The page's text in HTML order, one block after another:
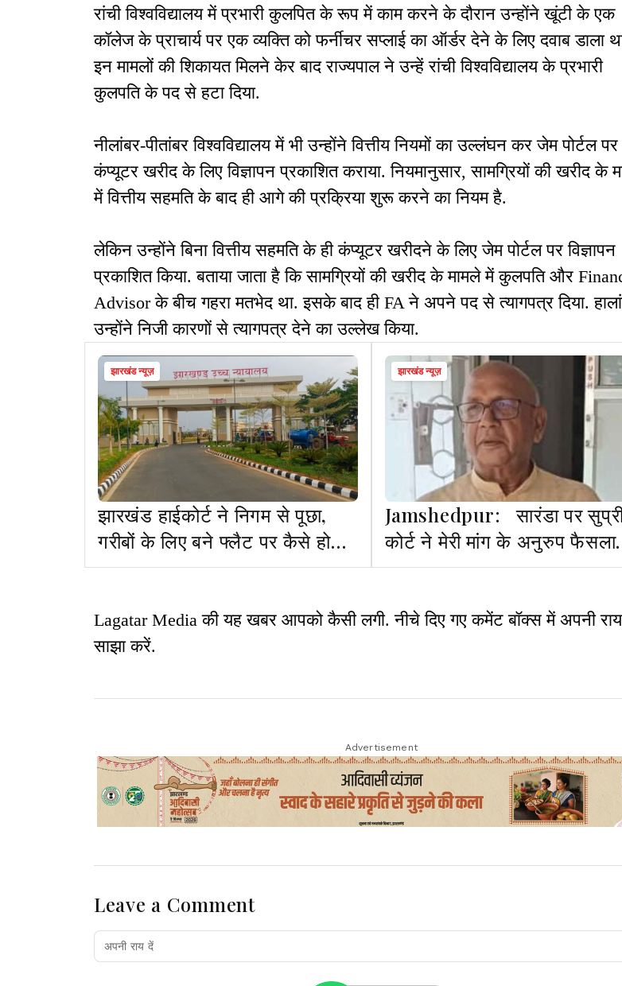
रांची विश्वविद्यालय में प्रभारी कुलपित के रूप में काम करने के दौरान उन्होंने खूंटी के एक
कॉलेज के प्राचार्य पर एक व्यक्ति को फर्नीचर सप्लाई का ऑर्डर देने के लिए दवाब डाला
इन मामलों की शिकायत मिलने केर बाद राज्यपाल ने उन्हें रांची विश्वविद्यालय के प्रभारी
कुलपति के पद से हटा दिया.
नीलांबर-पीतांबर विश्वविद्यालय में भी उन्होंने वित्तीय नियमों का उल्लंघन कर जेम पोर्टल पर
कंप्यूटर खरीद के लिए विज्ञापन प्रकाशित कराया. नियमानुसार, सामग्रियों की खरीद के
में वित्तीय सहमति के बाद ही आगे की प्रक्रिया शुरू करने का नियम है.
लेकिन उन्होंने बिना वित्तीय सहमति के ही कंप्यूटर खरीदने के लिए जेम पोर्टल पर विज्ञापन
प्रकाशित किया. बताया जाता है कि सामग्रियों की खरीद के मामले में कुलपति और
Advisor के बीच गहरा मतभेद था. इसके बाद ही FA ने अपने पद से त्यागपत्र दिया.
उन्होंने निजी कारणों से त्यागपत्र देने का उल्लेख किया.
झारखंड न्यूज़
झारखंड हाईकोर्ट ने निगम से पूछा,
गरीबों के लिए बने फ्लैट पर कैसे हो
गया कब्जा
झारखंड न्यूज़
Jamshedpur: सारंडा पर
कोर्ट ने मेरी मांग के अनुरुप फैसला
दियाः सरयू राय
Lagatar Media की यह खबर आपको कैसी लगी. नीचे दिए गए कमेंट बॉक्स में अपनी राय
साझा करें.
Advertisement
Leave a Comment